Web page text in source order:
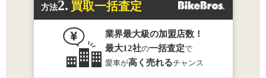
方法2. 買取一括査定
業界最大級の加盟店数！
最大12社の一括査定で
愛車が高く売れるチャンス